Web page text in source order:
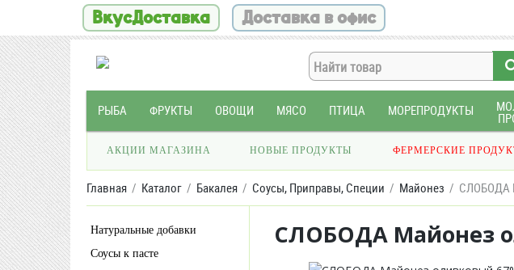
ВкусДоставка Доставка в офис
РЫБА ФРУКТЫ ОВОЩИ МЯСО ПТИЦА МОРЕПРОДУКТЫ
АКЦИИ МАГАЗИНА НОВЫЕ ПРОДУКТЫ ФЕРМЕРСКИЕ
Главная Каталог Бакалея Соусы, Приправы, Специи Майонез СЛОБОДА
Натуральные добавки
Соусы к пасте
СЛОБОДА Майонез